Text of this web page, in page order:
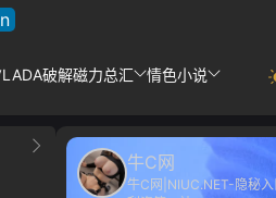
LADA破解磁力总汇 情色小说
牛C网
牛C网|NIUC.NET-隐秘